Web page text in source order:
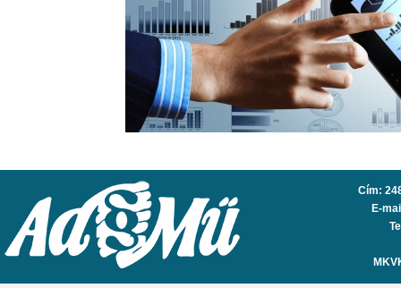
Cím:
E-